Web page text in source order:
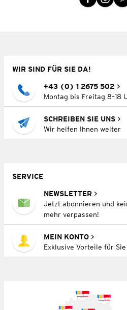
WIR SIND FÜR SIE DA!
+43 (0) 1 2675 502
Montag bis Freitag 8–18
SCHREIBEN SIE UNS
Wir helfen Ihnen weiter
SERVICE
NEWSLETTER
Jetzt abonnieren und
mehr verpassen!
MEIN KONTO
Exklusive Vorteile für Sie